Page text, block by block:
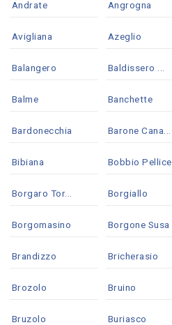
Andrate Angrogna
Avigliana Azeglio
Balangero Baldissero ...
Balme Banchette
Bardonecchia Barone Cana...
Bibiana Bobbio Pellice
Borgaro Tor... Borgiallo
Borgomasino Borgone Susa
Brandizzo Bricherasio
Brozolo Bruino
Bruzolo Buriasco